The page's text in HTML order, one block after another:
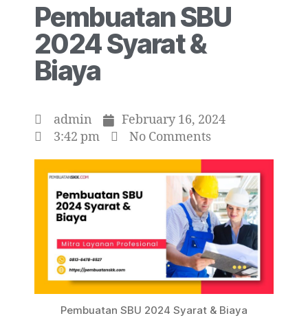
Pembuatan SBU
2024 Syarat &
Biaya
admin
February 16, 2024
3:42 pm
No Comments
Pembuatan SBU 2024 Syarat & Biaya